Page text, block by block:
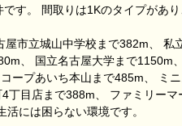
す。 間取りは1Kのタイプがあ
市立城山中学校まで382m、 私
、 国立名古屋大学まで1150m
ープあいち本山まで485m、 ミ
丁目店まで388m、 ファミリーマ
には困らない環境です。